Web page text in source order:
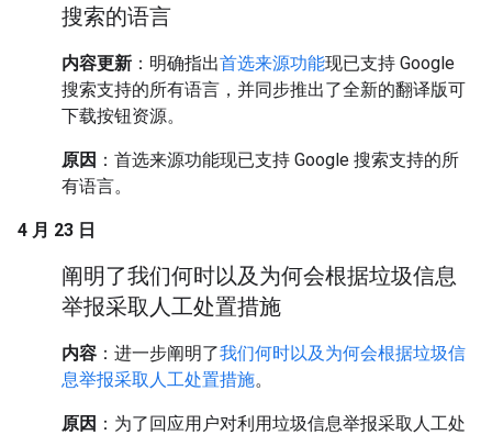
搜索的语言
内容更新 ：明确指出首选来源功能现已支持 Google
搜索支持的所有语言，并同步推出了全新的翻译版可
下载按钮资源。
原因 ：首选来源功能现已支持 Google 搜索支持的所
有语言。
4 月 23 日
阐明了我们何时以及为何会根据垃圾信息
举报采取人工处置措施
内容 ：进一步阐明了我们何时以及为何会根据垃圾信
息举报采取人工处置措施。
原因 ：为了回应用户对利用垃圾信息举报采取人工处